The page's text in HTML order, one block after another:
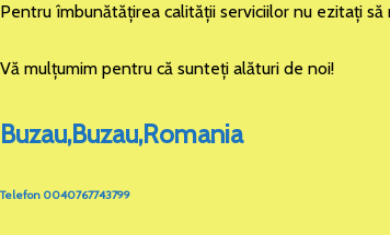
Pentru îmbunătăţirea calităţii serviciilor nu ezitaţi
Vă mulţumim pentru că sunteţi alături de noi!
Buzau,Buzau,Romania
Telefon 0040767743799